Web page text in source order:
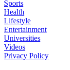
Sports
Health
Lifestyle
Entertainment
Universities
Videos
Privacy Policy